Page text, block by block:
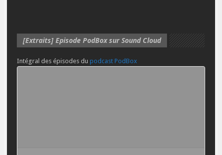
[Extraits] Episode PodBox sur Sound Cloud
Intégral des épisodes du podcast PodBox